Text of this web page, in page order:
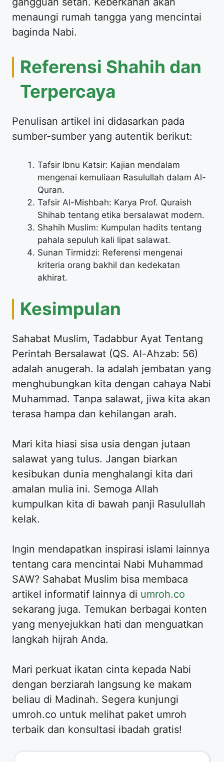
menaungi rumah tangga yang mencintai
baginda Nabi.
Referensi Shahih dan
Terpercaya
Penulisan artikel ini didasarkan pada
sumber-sumber yang autentik berikut:
Tafsir Ibnu Katsir: Kajian mendalam
mengenai kemuliaan Rasulullah dalam Al-
Quran.
Tafsir Al-Mishbah: Karya Prof. Quraish
Shihab tentang etika bersalawat modern.
Shahih Muslim: Kumpulan hadits tentang
pahala sepuluh kali lipat salawat.
Sunan Tirmidzi: Referensi mengenai
kriteria orang bakhil dan kedekatan
akhirat.
Kesimpulan
Sahabat Muslim, Tadabbur Ayat Tentang
Perintah Bersalawat (QS. Al-Ahzab: 56)
adalah anugerah. Ia adalah jembatan yang
menghubungkan kita dengan cahaya Nabi
Muhammad. Tanpa salawat, jiwa kita akan
terasa hampa dan kehilangan arah.
Mari kita hiasi sisa usia dengan jutaan
salawat yang tulus. Jangan biarkan
kesibukan dunia menghalangi kita dari
amalan mulia ini. Semoga Allah
kumpulkan kita di bawah panji Rasulullah
kelak.
Ingin mendapatkan inspirasi islami lainnya
tentang cara mencintai Nabi Muhammad
SAW? Sahabat Muslim bisa membaca
artikel informatif lainnya di umroh.co
sekarang juga. Temukan berbagai konten
yang menyejukkan hati dan menguatkan
langkah hijrah Anda.
Mari perkuat ikatan cinta kepada Nabi
dengan berziarah langsung ke makam
beliau di Madinah. Segera kunjungi
umroh.co untuk melihat paket umroh
terbaik dan konsultasi ibadah gratis!